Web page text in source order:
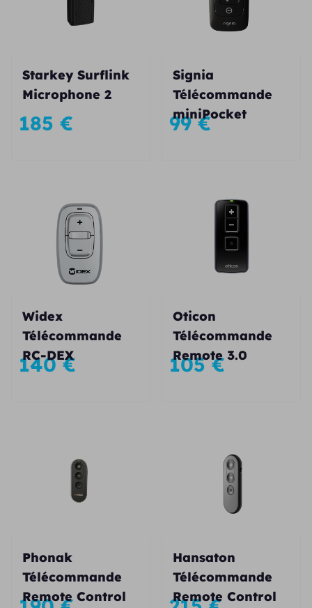
Starkey Surflink
Microphone 2
185 €
Signia
Télécommande
miniPocket
99€
Widex
Télécommande
RC-DEX
140€
Oticon
Télécommande
Remote 3.0
105€
Phonak
Télécommande
Remote Control
Hansaton
Télécommande
Remote Control